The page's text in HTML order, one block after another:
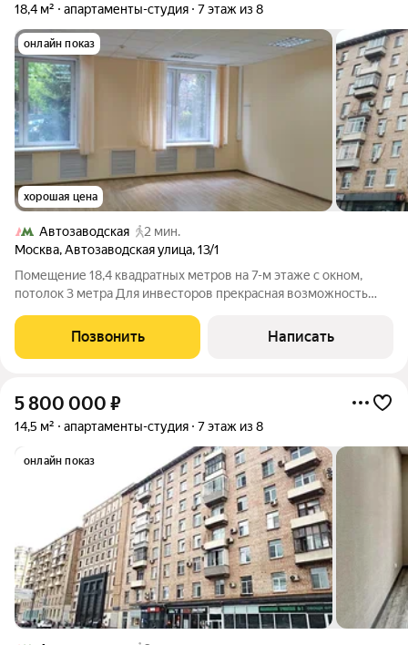
18,4 м² апартаменты-студия 7 этаж из 8
онлайн показ
хорошая цена
Автозаводская
2 мин.
Москва,Автозаводская улица,13/1
Помещение 18,4 квадратных метров на 7-м этаже с окном,
потолок 3 метра Для инвесторов прекрасная возможность
«Автозаводская»: 15-минут пешком до станции.
Инфраструктура - Вся инфраструктура в
Позвонить Написать
5 800 000 ₽
14,5 м² апартаменты-студия 7 этаж из 8
онлайн показ